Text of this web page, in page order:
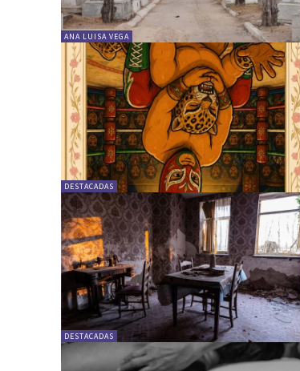
ANA LUISA VEGA
DESTACADAS
DESTACADAS